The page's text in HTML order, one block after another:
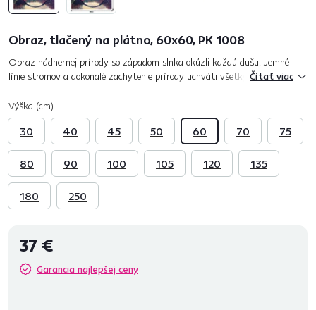
Obraz, tlačený na plátno, 60x60, PK 1008
Obraz nádhernej prírody so západom slnka okúzli každú dušu. Jemné
línie stromov a dokonalé zachytenie prírody uchváti všetky oči. Pri
Čítať viac
Výška (cm)
30 40 45 50 60 70 75
80 90 100 105 120 135
180 250
37 €
Garancia najlepšej ceny